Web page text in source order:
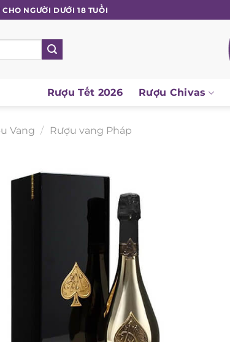
NGƯỜI DƯỚI 18 TUỔI
Rượu Tết 2026 Rượu Chivas
Vang Rượu vang Pháp